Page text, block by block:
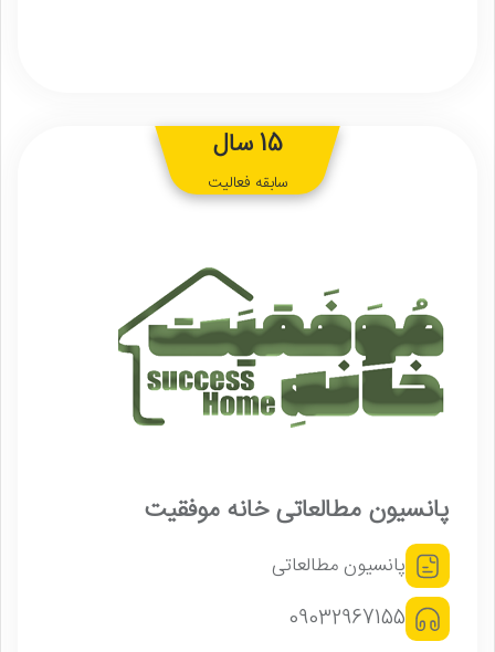
پانسیون مطالعاتی خانه موفقیت
پانسیون مطالعاتی
09032967155
15 سال
سابقه فعالیت